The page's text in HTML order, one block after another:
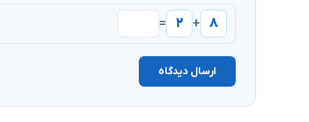
۸ + ۲ =
ارسال دیدگاه